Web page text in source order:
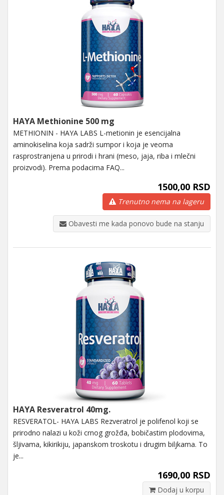
HAYA Methionine 500 mg
METHIONIN - HAYA LABS L-metionin je esencijalna
aminokiselina koja sadrži sumpor i koja je veoma
rasprostranjena u prirodi i hrani (meso, jaja, riba i mlečni
proizvodi). Prema podacima FAQ...
1500,00 RSD
Trenutno nema na lageru
Obavesti me kada ponovo bude na stanju
HAYA Resveratrol 40mg.
RESVERATOL- HAYA LABS Rezveratrol je polifenol koji se
prirodno nalazi u koži crnog grožđa, bobičastim plodovima,
šljivama, kikirikiju, japanskom troskotu i drugim biljkama. To
je...
1690,00 RSD
Dodaj u korpu